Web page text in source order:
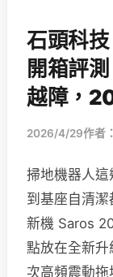
石頭科
開箱評
越障，
2026/4/29作者：
掃地機器人
到基座自清
新機 Saros
點放在全新
次高頻震動